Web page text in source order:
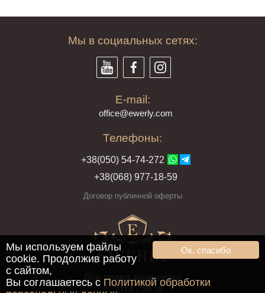
Мы в социальных сетях:
E-mail:
office@ewerly.com
Телефоны:
+38(050) 54-74-272
+38(068) 977-18-59
Договор публичной оферты
Все права защищены
© 2014 - 2026
Ок, спасибо
Мы используем файлы
cookie. Продолжив работу
с сайтом,
Вы соглашаетесь с Политикой обработки